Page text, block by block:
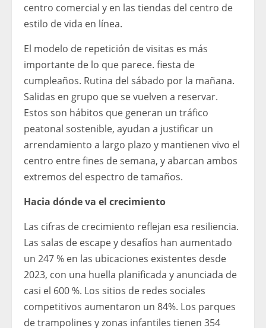
centro comercial y en las tiendas del centro de
estilo de vida en línea.
El modelo de repetición de visitas es más
importante de lo que parece. fiesta de
cumpleaños. Rutina del sábado por la mañana.
Salidas en grupo que se vuelven a reservar.
Estos son hábitos que generan un tráfico
peatonal sostenible, ayudan a justificar un
arrendamiento a largo plazo y mantienen vivo el
centro entre fines de semana, y abarcan ambos
extremos del espectro de tamaños.
Hacia dónde va el crecimiento
Las cifras de crecimiento reflejan esa resiliencia.
Las salas de escape y desafíos han aumentado
un 247 % en las ubicaciones existentes desde
2023, con una huella planificada y anunciada de
casi el 600 %. Los sitios de redes sociales
competitivos aumentaron un 84%. Los parques
de trampolines y zonas infantiles tienen 354